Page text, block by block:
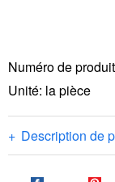
Numéro de
Unité: la pièce
Description de